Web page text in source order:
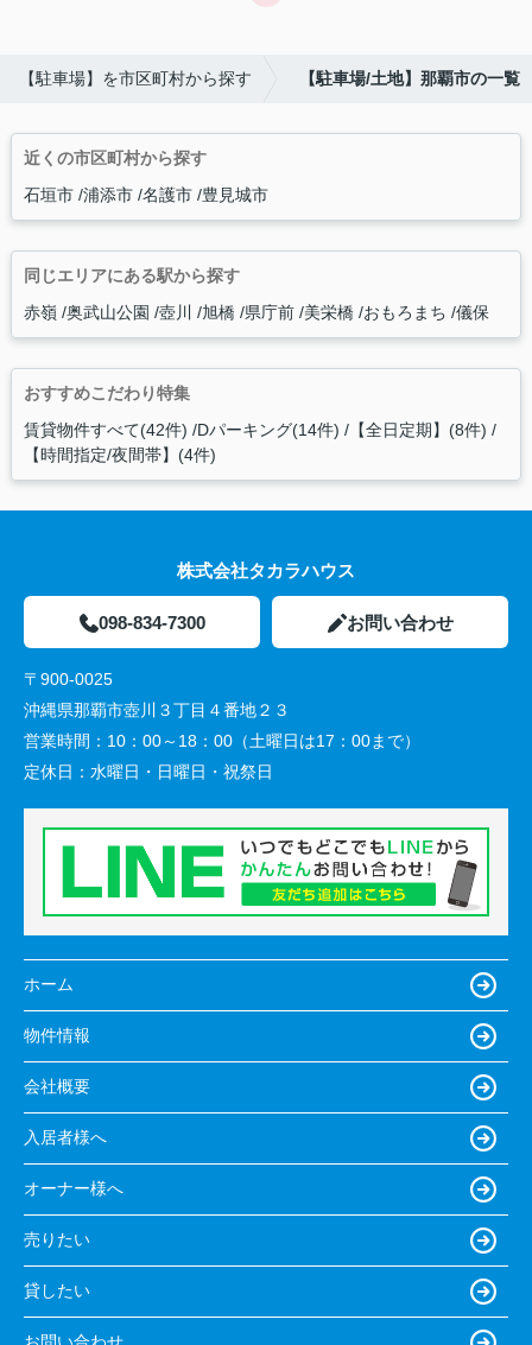
【駐車場】を市区町村から探す 【駐車場/土地】那覇市の一覧
近くの市区町村から探す
石垣市 浦添市 名護市 豊見城市
同じエリアにある駅から探す
赤嶺 奥武山公園 壺川 旭橋 県庁前 美栄橋 おもろまち 儀保
おすすめこだわり特集
賃貸物件すべて(42件) Dパーキング(14件) 【全日定期】(8件)
【時間指定/夜間帯】(4件)
株式会社タカラハウス
098-834-7300 お問い合わせ
〒900-0025
沖縄県那覇市壺川３丁目４番地２３
営業時間： 10：00～18：00（土曜日は17：00まで）
定休日： 水曜日・日曜日・祝祭日
ホーム
物件情報
会社概要
入居者様へ
オーナー様へ
売りたい
貸したい